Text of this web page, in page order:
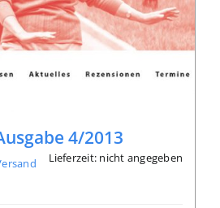
4/2013
Lieferzeit: nicht angegeben